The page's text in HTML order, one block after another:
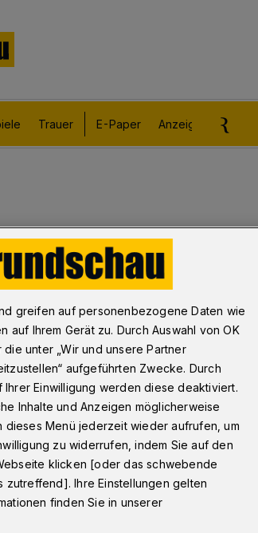
Trauer E-Paper Anzeigen aufgeben
greifen auf personenbezogene Daten wie
Ihrem Gerät zu. Durch Auswahl von OK
unter „Wir und unsere Partner
aufgeführten Zwecke. Durch
Einwilligung werden diese deaktiviert.
Inhalte und Anzeigen möglicherweise
dieses Menü jederzeit wieder aufrufen, um
zu widerrufen, indem Sie auf den
klicken [oder das schwebende
zutreffend]. Ihre Einstellungen gelten
finden Sie in unserer